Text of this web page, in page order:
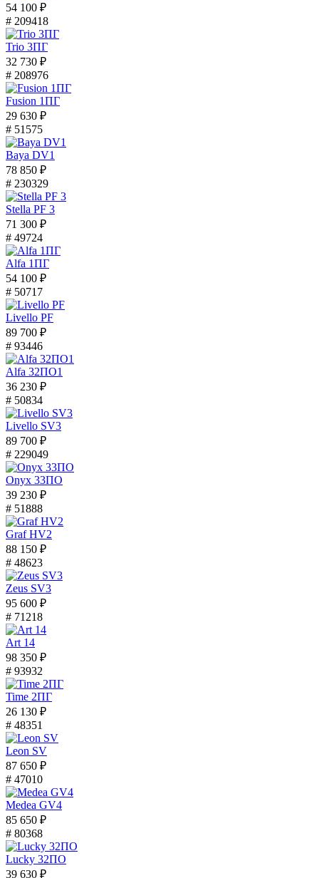
54 100 ₽
# 209418
Trio 3ПГ
32 730 ₽
# 208976
Fusion 1ПГ
29 630 ₽
# 51575
Baya DV1
78 850 ₽
# 230329
Stella PF 3
71 300 ₽
# 49724
Alfa 1ПГ
54 100 ₽
# 50717
Livello PF
89 700 ₽
# 93446
Alfa 32ПО1
36 230 ₽
# 50834
Livello SV3
89 700 ₽
# 229049
Onyx 33ПО
39 230 ₽
# 51888
Graf HV2
88 150 ₽
# 48623
Zeus SV3
95 600 ₽
# 71218
Art 14
98 350 ₽
# 93932
Time 2ПГ
26 130 ₽
# 48351
Leon SV
87 650 ₽
# 47010
Medea GV4
85 650 ₽
# 80368
Lucky 32ПО
39 630 ₽